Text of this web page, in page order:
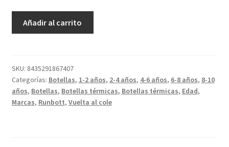
Añadir al carrito
SKU: 8435291867407
Categorías: Botellas, 1-2 años, 2-4 años, 4-6 años, 6-8 años, 8-10
años, Botellas, Botellas térmicas, Botellas térmicas, Edad,
Marcas, Runbott, Vuelta al cole